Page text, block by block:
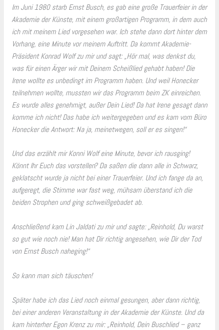
Im Juni 1980 starb Ernst Busch, es gab eine große Trauerfeier in der
Akademie der Künste, mit einem großartigen Programm, in dem auch
ich mit meinem Lied vorgesehen war. Ich stehe dann dort hinter dem
Vorhang, eine Minute vor meinem Auftritt. Da kommt Akademie-
Präsident Konrad Wolf zu mir und sagt: „Hör mal, was denkst du,
was für einen Ärger wir mit Deinem Scheißlied gehabt haben! Die
Irene wollte es unbedingt im Programm haben. Und weil Honecker
teilnehmen wollte, mussten wir das Programm beim ZK einreichen.
Es wurde alles genehmigt, außer Dein Lied! Da hat Irene gesagt dann
komme ich nicht! Das habe ich weitergegeben und es kam vom Büro
Honecker die Antwort: Na ja, meinetwegen, soll er es singen!“
Und das erzählt mir Konni Wolf eine Minute, bevor ich rausging!
Könnt Ihr Euch das vorstellen? Da saßen die dann alle in Schwarz,
geklatscht wurde ja nicht bei einer Trauerfeier. Und ich fange da an,
aufgeregt, die Stimme war fast weg, mühsam überstand ich die
beiden Strophen und ging schweißgebadet ab.
Anschließend kam Lin Jaldati zu mir und sagte: „Reinhold, Du warst
so gut wie noch nie! Man hat Dir richtig angesehen, wie Dir der Tod
von Ernst Busch naheging!“
So kann man sich täuschen!
Später habe ich das Lied noch einmal gesungen, aber dann richtig,
bei einer anderen Veranstaltung in der Akademie der Künste. Und da
kam hinterher Egon Krenz zu mir: „Reinhold, Dein Buschlied – ganz